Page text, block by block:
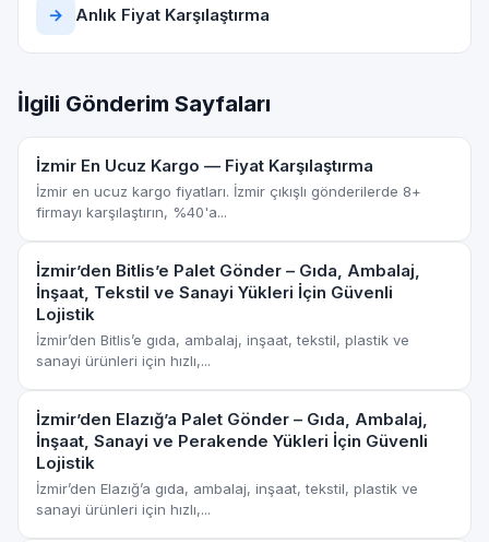
→ Anlık Fiyat Karşılaştırma
İlgili Gönderim Sayfaları
İzmir En Ucuz Kargo — Fiyat Karşılaştırma
İzmir en ucuz kargo fiyatları. İzmir çıkışlı gönderilerde 8+
firmayı karşılaştırın, %40'a...
İzmir’den Bitlis’e Palet Gönder – Gıda, Ambalaj,
İnşaat, Tekstil ve Sanayi Yükleri İçin Güvenli
Lojistik
İzmir’den Bitlis’e gıda, ambalaj, inşaat, tekstil, plastik ve
sanayi ürünleri için hızlı,...
İzmir’den Elazığ’a Palet Gönder – Gıda, Ambalaj,
İnşaat, Sanayi ve Perakende Yükleri İçin Güvenli
Lojistik
İzmir’den Elazığ’a gıda, ambalaj, inşaat, tekstil, plastik ve
sanayi ürünleri için hızlı,...